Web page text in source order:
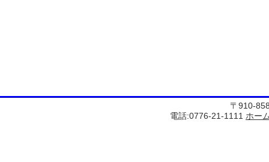
〒910-
電話:0776-21-1111 ホー